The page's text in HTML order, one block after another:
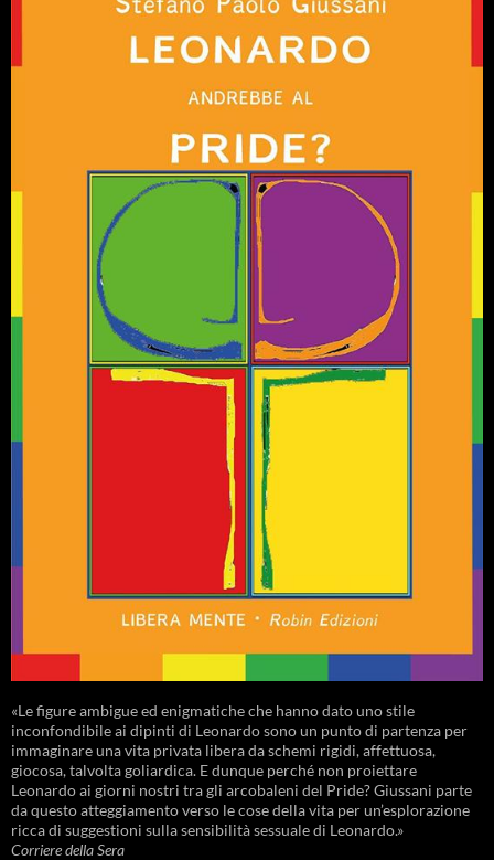
«Le figure ambigue ed enigmatiche che hanno dato uno stile
inconfondibile ai dipinti di Leonardo sono un punto di partenza per
immaginare una vita privata libera da schemi rigidi, affettuosa,
giocosa, talvolta goliardica. E dunque perché non proiettare
Leonardo ai giorni nostri tra gli arcobaleni del Pride? Giussani parte
da questo atteggiamento verso le cose della vita per un’esplorazione
ricca di suggestioni sulla sensibilità sessuale di Leonardo.»
Corriere della Sera